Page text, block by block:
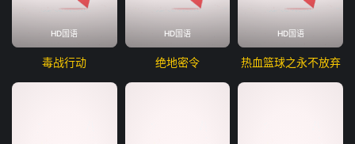
HD国语
毒战行动
HD国语
绝地密令
HD国语
热血篮球之永不放弃